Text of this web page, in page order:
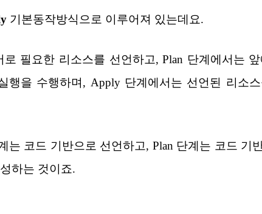
기본동작방식으로 이루어져 있는데요.
필요한 리소스를 선언하고, Plan 단계에서는
행을 수행하며, Apply 단계에서는 선언된 리소
는 코드 기반으로 선언하고, Plan 단계는 코드 기
하는 것이죠.